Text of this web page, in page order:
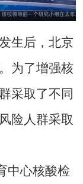
生后，北京
为了增强核
采取了不同
险人群采取
心核酸检